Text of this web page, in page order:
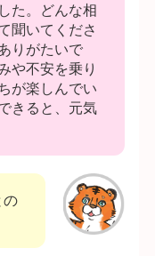
た。どんな相
聞いてくださ
りがたいで
や不安を乗り
が楽しんでい
きると、元気
の